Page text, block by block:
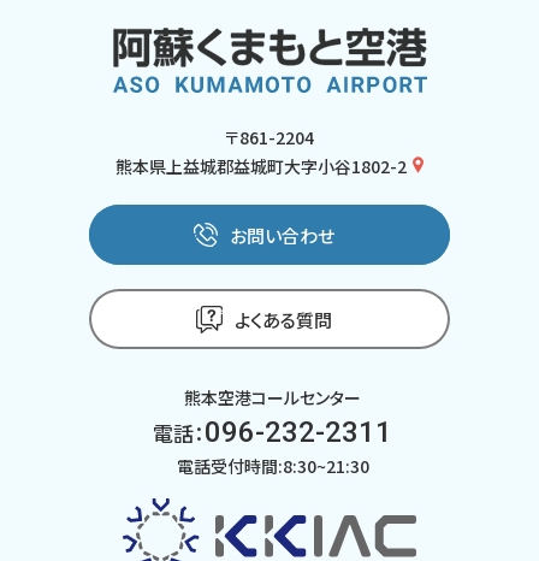
〒861-2204
熊本県上益城郡益城町大字小谷1802-2
お問い合わせ
よくある質問
熊本空港コールセンター
電話：096-232-2311
電話受付時間:8:30~21:30